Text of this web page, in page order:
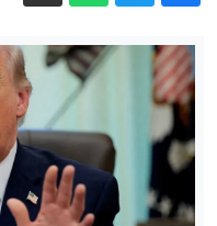
اعتقال
في
واشنطن
بعيدا عن